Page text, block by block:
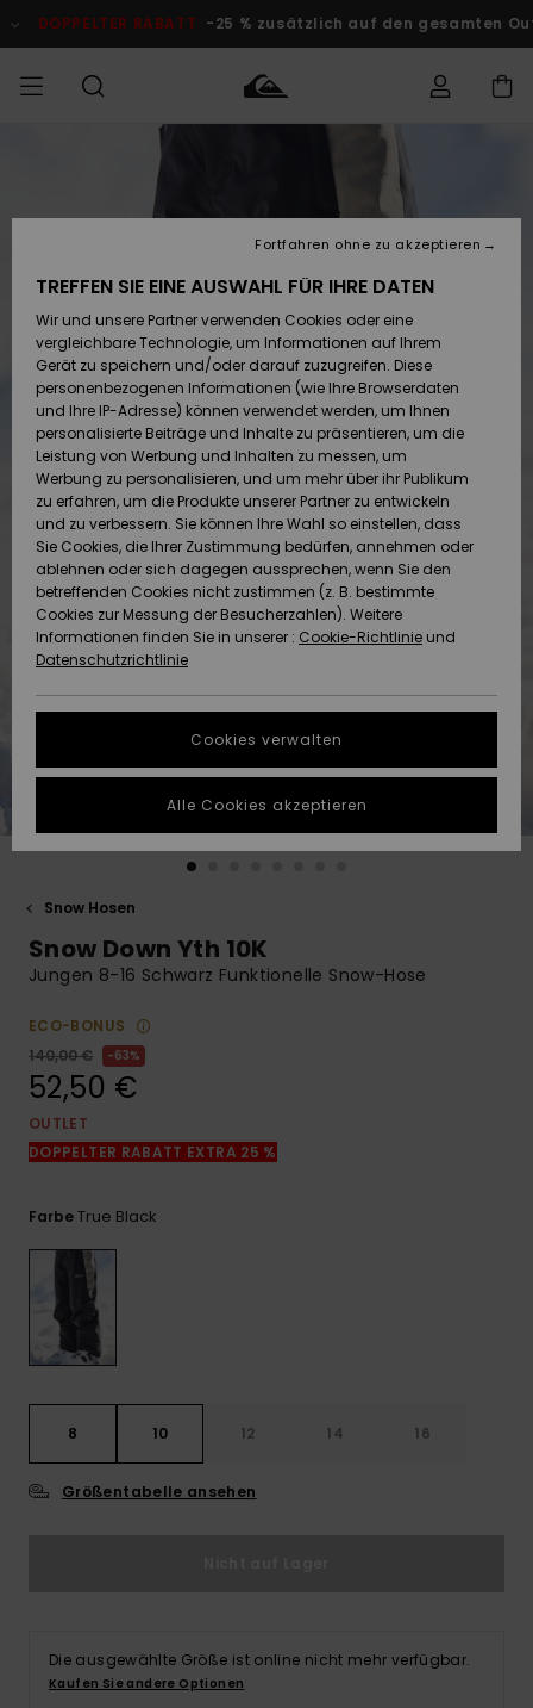
ProduktinformationRABATT -25 % zusätzlich auf den gesamten Outlet-
Accessoires
Schuhe&
Flip-Flops
Surf
Snow
Brandneu
Highlights
Accessoires
Schuhe&
Flip-Flops
Surf
Snow
Brandneu
Highlights
FRAUEN
Brandneu
Highlights
Snow
SURF
Kinder
Highlights
Community
SNOW
Snow Shop
Kinder
Snow Shop
Damen
Highlights
Community
DOPPELTER
RABATT
KINDER
Outlet
Frauen
HILFE & KONTAKT
Retouren
Bezahlung
Geschenkkarte
Quiksilver
Freedom
Datenschutz
Starten Sie eine
um die
schnellste
Antwort auf Ihre
Finden Sie
ansehen
NACHHALTIGKEIT
SHOPS
QUIKSILVER APP
WUNSCHLISTE
Snow Hosen
Snow Down Yth 10K
Jungen 8-16 Schwarz Funktionelle Snow-Hose
ECO-BONUS
140,00 €
63%
52,50 €
OUTLET
DOPPELTER RABATT EXTRA 25 %
FarbeTrue Black
8 10 12 14 16
Größentabelle ansehen
Die ausgewählte Größe ist online nicht mehr verfügbar.
Kaufen Sie andere Optionen
TREFFEN SIE EINE AUSWAHL FÜR IHRE DATEN
Wir und unsere Partner verwenden Cookies oder eine
vergleichbare Technologie, um Informationen auf Ihrem
Gerät zu speichern und/oder darauf zuzugreifen. Diese
personenbezogenen Informationen (wie Ihre Browserdaten
und Ihre IP-Adresse) können verwendet werden, um Ihnen
personalisierte Beiträge und Inhalte zu präsentieren, um die
Leistung von Werbung und Inhalten zu messen, um
Werbung zu personalisieren, und um mehr über ihr Publikum
zu erfahren, um die Produkte unserer Partner zu entwickeln
und zu verbessern. Sie können Ihre Wahl so einstellen, dass
Sie Cookies, die Ihrer Zustimmung bedürfen, annehmen oder
ablehnen oder sich dagegen aussprechen, wenn Sie den
betreffenden Cookies nicht zustimmen (z. B. bestimmte
Cookies zur Messung der Besucherzahlen). Weitere
Informationen finden Sie in unserer : Cookie-Richtlinie und
Datenschutzrichtlinie
Cookies verwalten
Fortfahren ohne zu akzeptieren
Alle Cookies akzeptieren